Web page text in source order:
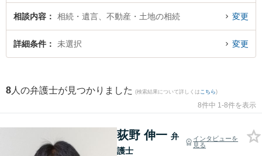
ルを今すぐに弁護士に相談したい』『不動産・土地の相続のトラブル解決の実
績豊富な近くの弁護士を検索したい』『初回相談無料で不動産・土地の相続を
法律相談できる京都市下京区内の弁護士に相談予約したい』などでお困りの相
相談内容 相続・遺言、不動産・土地の相続 変更
詳細条件 未選択 変更
8 人の弁護士が見つかりました (検索結果について詳しくは こちら)
8件中 1-8件を表示
荻野 伸一 弁
護士
インタビューを
見る